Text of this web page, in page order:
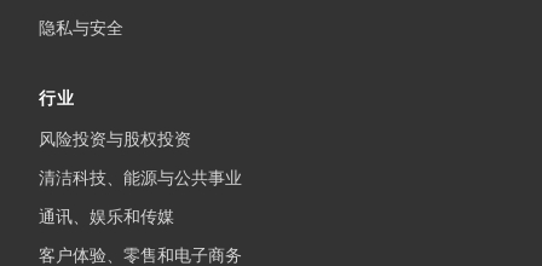
隐私与安全
行业
风险投资与股权投资
清洁科技、能源与公共事业
通讯、娱乐和传媒
客户体验、零售和电子商务